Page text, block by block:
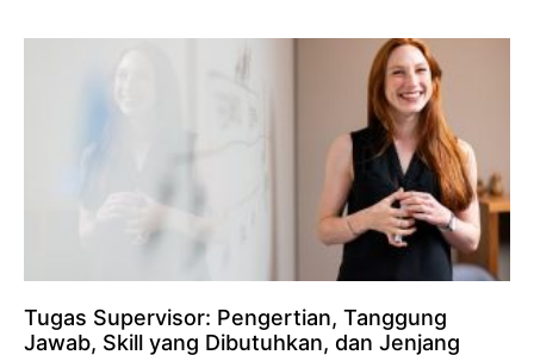
Tugas Supervisor: Pengertian, Tanggung
Jawab, Skill yang Dibutuhkan, dan Jenjang